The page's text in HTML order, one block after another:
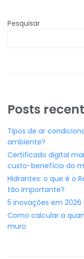
Pesquisar
Posts
Tipos de ar
ambiente?
Certificado digital
custo-benefício do
Hidrantes: o que é o
tão importante?
5 inovações em
Como calcular a
muro